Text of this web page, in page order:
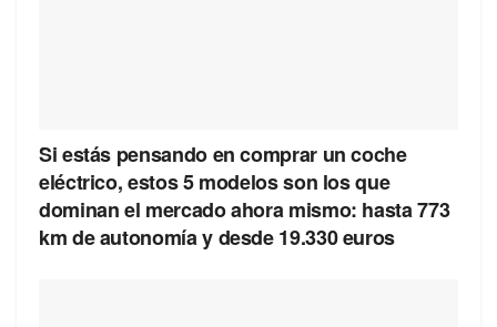
Si estás pensando en comprar un coche
eléctrico, estos 5 modelos son los que
dominan el mercado ahora mismo: hasta 773
km de autonomía y desde 19.330 euros